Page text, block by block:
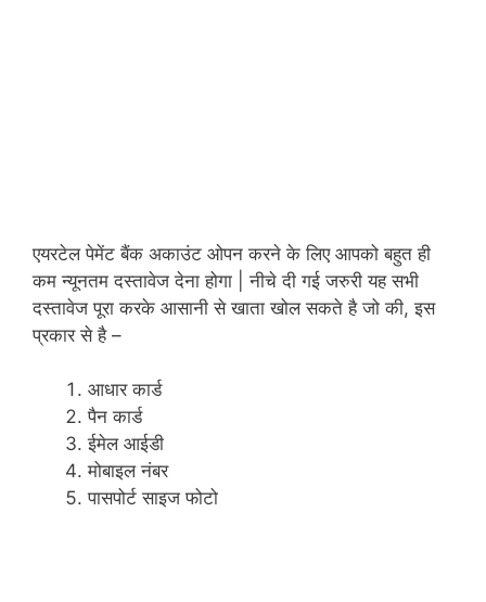
एयरटेल पेमेंट बैंक अकाउंट ओपन करने के लिए आपको बहुत ही
कम न्यूनतम दस्तावेज देना होगा | नीचे दी गई जरुरी यह सभी
दस्तावेज पूरा करके आसानी से खाता खोल सकते है जो की, इस
प्रकार से है –
आधार कार्ड
पैन कार्ड
ईमेल आईडी
मोबाइल नंबर
पासपोर्ट साइज फोटो